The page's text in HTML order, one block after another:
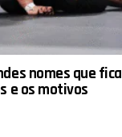
nomes que
e os motivos